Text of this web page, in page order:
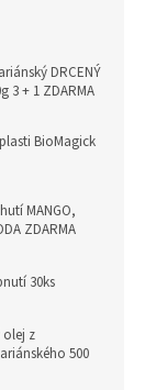
DRCENÝ
3 + 1 ZDARMA
BioMagick
MANGO,
ZDARMA
30ks
olej z
500